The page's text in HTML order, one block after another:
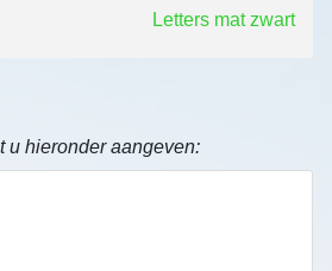
Letters mat zwart
u hieronder aangeven: